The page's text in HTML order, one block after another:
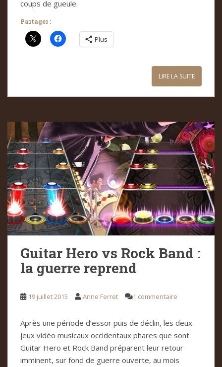
coups de gueule.
Partager :
Plus
LIRE LA SUITE
Guitar Hero vs Rock Band :
la guerre reprend
19 juillet 2015 Anne Ferret 1 commentaire
Après une période d’essor puis de déclin, les deux
jeux vidéo musicaux occidentaux phares que sont
Guitar Hero et Rock Band préparent leur retour
imminent, sur fond de guerre ouverte, au mois